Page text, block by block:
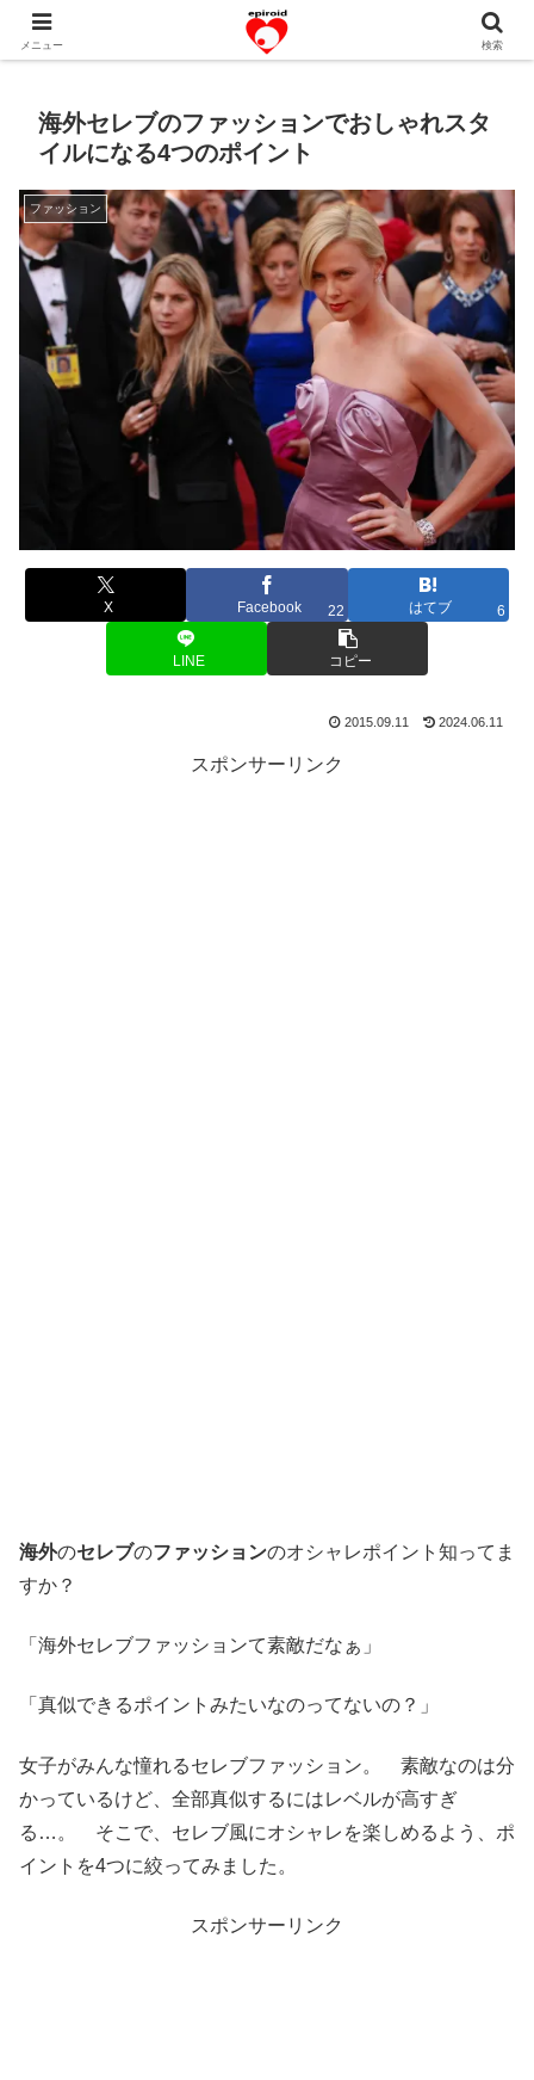
恋愛共感エピソード。あなたのストーリーを変えていく！。
海外セレブのファッションでおしゃれスタ
イルになる4つのポイント
ファッション
X Facebook 22 はてブ 6
LINE コピー
2015.09.11 2024.06.11
スポンサーリンク
海外のセレブのファッションのオシャレポイント知ってま
すか？
「海外セレブファッションて素敵だなぁ」
「真似できるポイントみたいなのってないの？」
女子がみんな憧れるセレブファッション。 素敵なのは分
かっているけど、全部真似するにはレベルが高すぎ
る…。 そこで、セレブ風にオシャレを楽しめるよう、ポ
イントを4つに絞ってみました。
スポンサーリンク
メニュー 検索